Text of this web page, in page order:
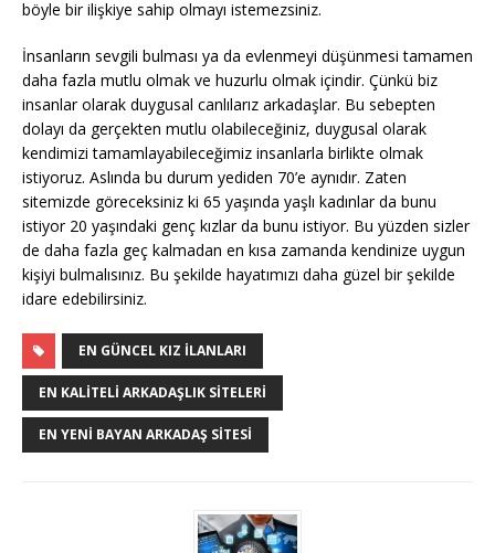
böyle bir ilişkiye sahip olmayı istemezsiniz.
İnsanların sevgili bulması ya da evlenmeyi düşünmesi tamamen
daha fazla mutlu olmak ve huzurlu olmak içindir. Çünkü biz
insanlar olarak duygusal canlılarız arkadaşlar. Bu sebepten
dolayı da gerçekten mutlu olabileceğiniz, duygusal olarak
kendimizi tamamlayabileceğimiz insanlarla birlikte olmak
istiyoruz. Aslında bu durum yediden 70’e aynıdır. Zaten
sitemizde göreceksiniz ki 65 yaşında yaşlı kadınlar da bunu
istiyor 20 yaşındaki genç kızlar da bunu istiyor. Bu yüzden sizler
de daha fazla geç kalmadan en kısa zamanda kendinize uygun
kişiyi bulmalısınız. Bu şekilde hayatımızı daha güzel bir şekilde
idare edebilirsiniz.
EN GÜNCEL KIZ İLANLARI
EN KALITELI ARKADAŞLIK SITELERI
EN YENI BAYAN ARKADAŞ SITESI